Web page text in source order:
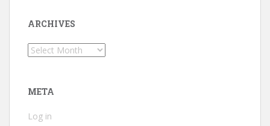
ARCHIVES
Archives
META
Log in